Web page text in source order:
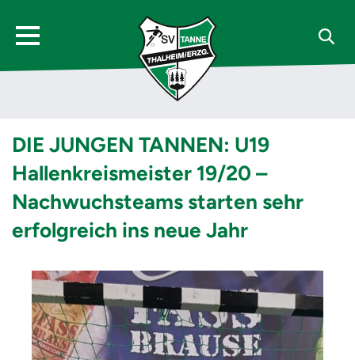
DIE JUNGEN TANNEN: U19
Hallenkreismeister 19/20 –
Nachwuchsteams starten sehr
erfolgreich ins neue Jahr